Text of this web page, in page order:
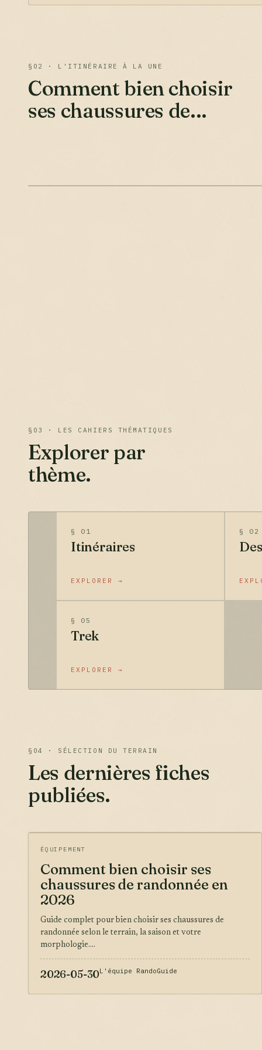
§02 · L'ITINÉRAIRE À LA UNE
Comment bien choisir
ses chaussures de...
§03 · LES CAHIERS THÉMATIQUES
Explorer par
thème.
§ 01
Itinéraires
EXPLORER →
§ 02
§ 05
Trek
EXPLORER →
§04 · SÉLECTION DU TERRAIN
Les dernières fiches
publiées.
ÉQUIPEMENT
Comment bien choisir ses
chaussures de randonnée en
2026
Guide complet pour bien choisir ses chaussures de
randonnée selon le terrain, la saison et votre
morphologie....
2026-05-30L'équipe RandoGuide